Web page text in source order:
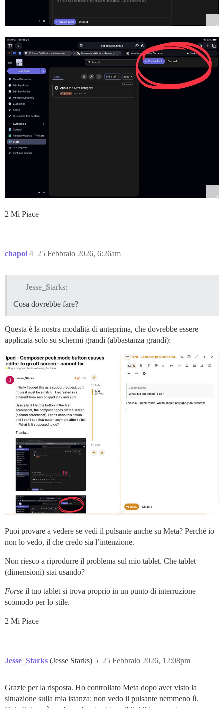
2 Mi Piace
chapoi 25 Febbraio 2026, 6:26am
4
Jesse_Starks:
Cosa dovrebbe fare?
Questa è la nostra modalità di anteprima, che dovrebbe essere
applicata solo su schermi grandi (abbastanza grandi):
Puoi provare a vedere se vedi il pulsante anche su Meta? Perché io
non lo vedo, il che credo sia l’intenzione.
Non riesco a riprodurre il problema sul mio tablet. Che tablet
(dimensioni) stai usando?
Forse il tuo tablet si trova proprio in un punto di interruzione
scomodo per lo stile.
2 Mi Piace
Jesse_Starks (Jesse Starks) 25 Febbraio 2026, 12:08pm
5
Grazie per la risposta. Ho controllato Meta dopo aver visto la
situazione sulla mia istanza: non vedo il pulsante nemmeno lì.